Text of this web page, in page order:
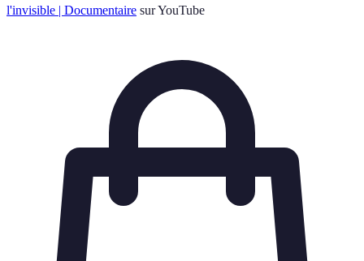
l'invisible | Documentaire sur YouTube